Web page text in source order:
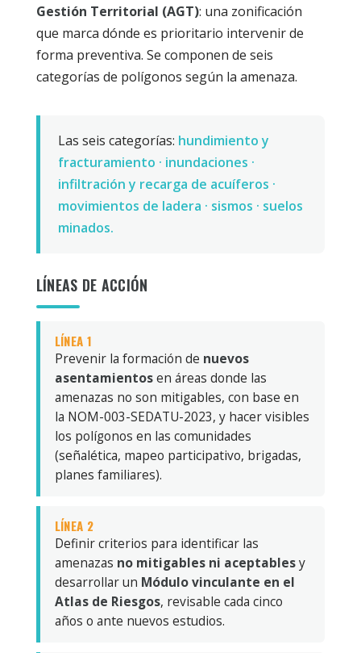
Gestión Territorial (AGT): una zonificación
que marca dónde es prioritario intervenir de
forma preventiva. Se componen de seis
categorías de polígonos según la amenaza.
Las seis categorías: hundimiento y
fracturamiento · inundaciones ·
infiltración y recarga de acuíferos ·
movimientos de ladera · sismos · suelos
minados.
LÍNEAS DE ACCIÓN
LÍNEA 1
Prevenir la formación de nuevos
asentamientosen áreas donde las
amenazas no son mitigables, con base en
la NOM-003-SEDATU-2023, y hacer visibles
los polígonos en las comunidades
(señalética, mapeo participativo, brigadas,
planes familiares).
LÍNEA 2
Definir criterios para identificar las
amenazas no mitigables ni aceptablesy
desarrollar un Módulo vinculante en el
Atlas de Riesgos, revisable cada cinco
años o ante nuevos estudios.